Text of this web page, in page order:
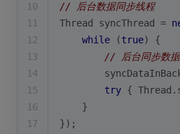
10
// 后台数据同步线程
11
Thread syncThread =
12
while (true) {
13
// 后台同步数据
14
15
try {
16
    }
17
});